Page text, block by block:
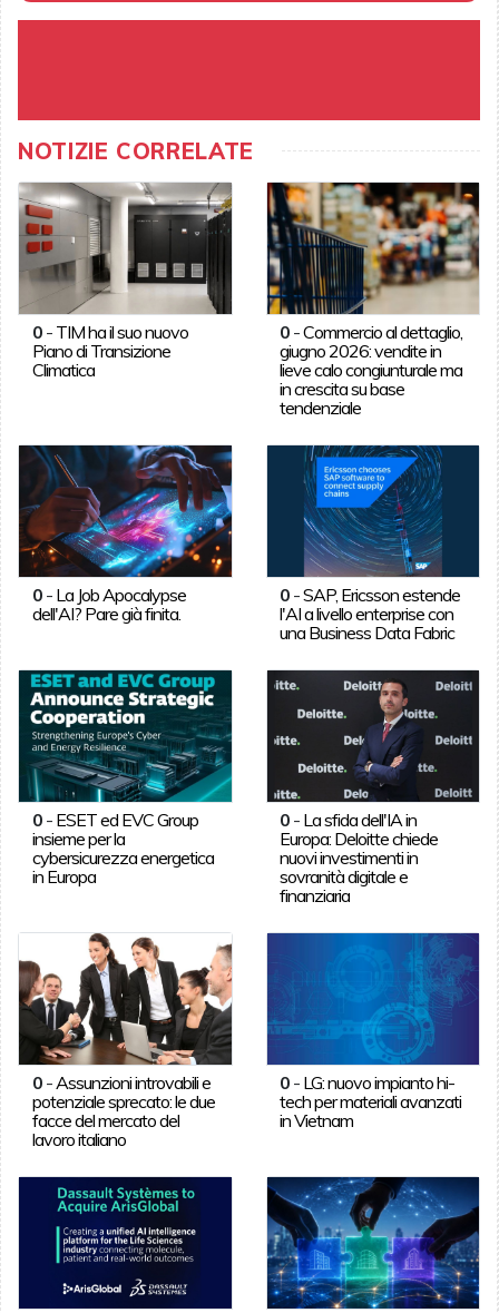
NOTIZIE CORRELATE
0- TIM ha il suo nuovo
Piano di Transizione
Climatica
0 -Commercio al dettaglio,
giugno 2026: vendite in
lieve calo congiunturale ma
in crescita su base
tendenziale
0- La Job Apocalypse
dell'AI? Pare già finita.
0 -SAP, Ericsson estende
l'AI a livello enterprise con
una Business Data Fabric
0- ESET ed EVC Group
insieme per la
cybersicurezza energetica
in Europa
0 - La sfida dell'IA in
Europa: Deloitte chiede
nuovi investimenti in
sovranità digitale e
finanziaria
0- Assunzioni introvabili e
potenziale sprecato: le due
facce del mercato del
lavoro italiano
0 - LG: nuovo impianto hi-
tech per materiali avanzati
in Vietnam